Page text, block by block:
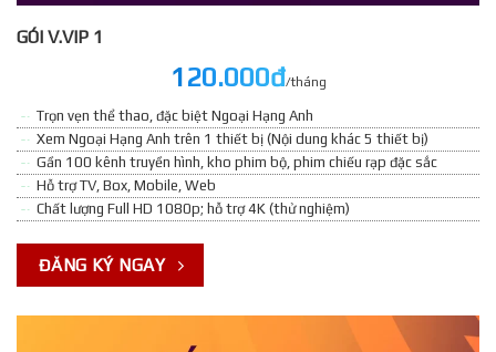
GÓI V.VIP 1
120.000đ/tháng
Trọn vẹn thể thao, đặc biệt Ngoại Hạng Anh
Xem Ngoại Hạng Anh trên 1 thiết bị (Nội dung khác 5 thiết bị)
Gần 100 kênh truyền hình, kho phim bộ, phim chiếu rạp đặc sắc
Hỗ trợ TV, Box, Mobile, Web
Chất lượng Full HD 1080p; hỗ trợ 4K (thử nghiệm)
ĐĂNG KÝ NGAY